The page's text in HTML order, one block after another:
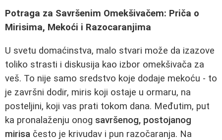
Potraga za Savršenim Omekšivačem: Priča o
Mirisima, Mekoći i Razocaranjima
U svetu domaćinstva, malo stvari može da izazove
toliko strasti i diskusija kao izbor omekšivača za
veš. To nije samo sredstvo koje dodaje mekoću - to
je završni dodir, miris koji ostaje u ormaru, na
posteljini, koji vas prati tokom dana. Međutim, put
ka pronalaženju onog savršenog, postojanog
mirisa često je krivudav i pun razočaranja. Na